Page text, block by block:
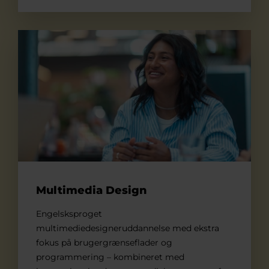
Multimedia Design
Engelsksproget
multimediedesigneruddannelse med ekstra
fokus på brugergrænseflader og
programmering – kombineret med
Multimedia Design